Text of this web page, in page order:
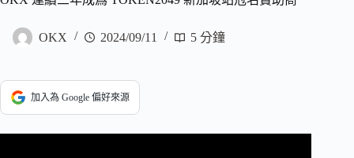
OKX 2024/09/11 5 分鐘
加入為 Google 偏好來源